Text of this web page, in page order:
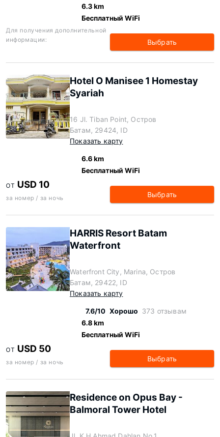
6.3 km
Бесплатный WiFi
Для получения дополнительной
информации:
Выбрать
Hotel O Manisee 1 Homestay
Syariah
16 Jl. Tiban Point, Остров
Батам, 29424, ID
Показать карту
6.6 km
Бесплатный WiFi
ОТ USD 10
за номер / за ночь Выбрать
HARRIS Resort Batam
Waterfront
Waterfront City, Marina, Остров
Батам, 29422, ID
Показать карту
7.6/10 Хорошо 373 отзывам
6.8 km
Бесплатный WiFi
ОТ USD 50
за номер / за ночь Выбрать
Residence on Opus Bay -
Balmoral Tower Hotel